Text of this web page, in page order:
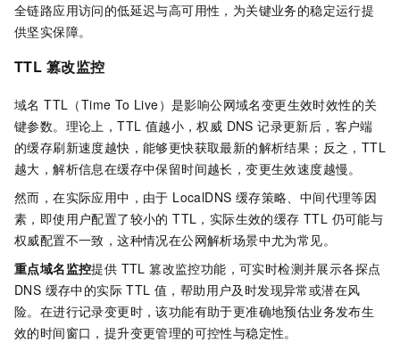
全链路应用访问的低延迟与高可用性，为关键业务的稳定运行提
供坚实保障。
TTL 篡改监控
域名 TTL（Time To Live）是影响公网域名变更生效时效性的关
键参数。理论上，TTL 值越小，权威 DNS 记录更新后，客户端
的缓存刷新速度越快，能够更快获取最新的解析结果；反之，TTL
越大，解析信息在缓存中保留时间越长，变更生效速度越慢。
然而，在实际应用中，由于 LocalDNS 缓存策略、中间代理等因
素，即使用户配置了较小的 TTL，实际生效的缓存 TTL 仍可能与
权威配置不一致，这种情况在公网解析场景中尤为常见。
重点域名监控提供 TTL 篡改监控功能，可实时检测并展示各探点
DNS 缓存中的实际 TTL 值，帮助用户及时发现异常或潜在风
险。在进行记录变更时，该功能有助于更准确地预估业务发布生
效的时间窗口，提升变更管理的可控性与稳定性。